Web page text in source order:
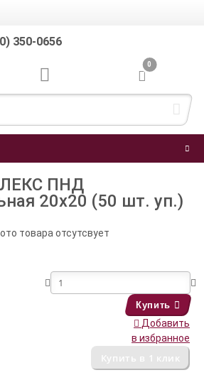
350-0656
0
ПНД
20x20 (50 шт. уп.)
Купить
Добавить
в избранное